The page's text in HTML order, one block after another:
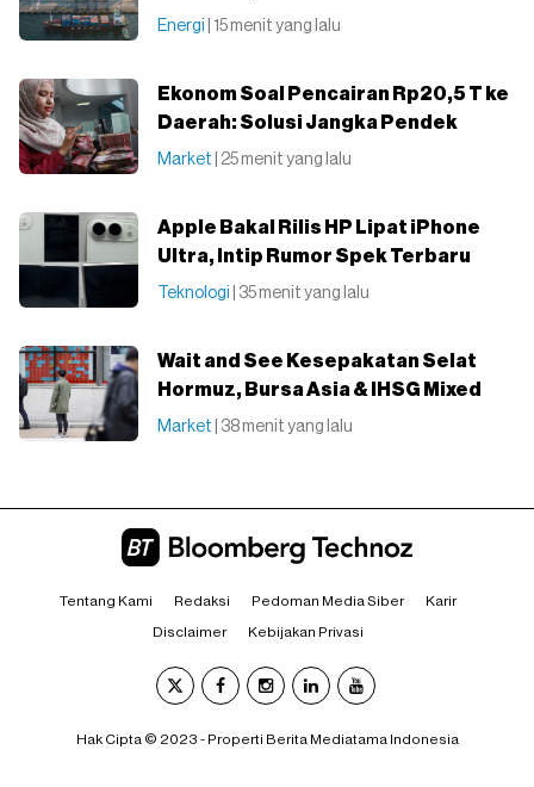
Energi | 15 menit yang lalu
Ekonom Soal Pencairan Rp20,5 T ke
Daerah: Solusi Jangka Pendek
Market | 25 menit yang lalu
Apple Bakal Rilis HP Lipat iPhone
Ultra, Intip Rumor Spek Terbaru
Teknologi | 35 menit yang lalu
Wait and See Kesepakatan Selat
Hormuz, Bursa Asia & IHSG Mixed
Market | 38 menit yang lalu
Tentang Kami Redaksi Pedoman Media Siber Karir
Disclaimer Kebijakan Privasi
Hak Cipta © 2023 - Properti Berita Mediatama Indonesia